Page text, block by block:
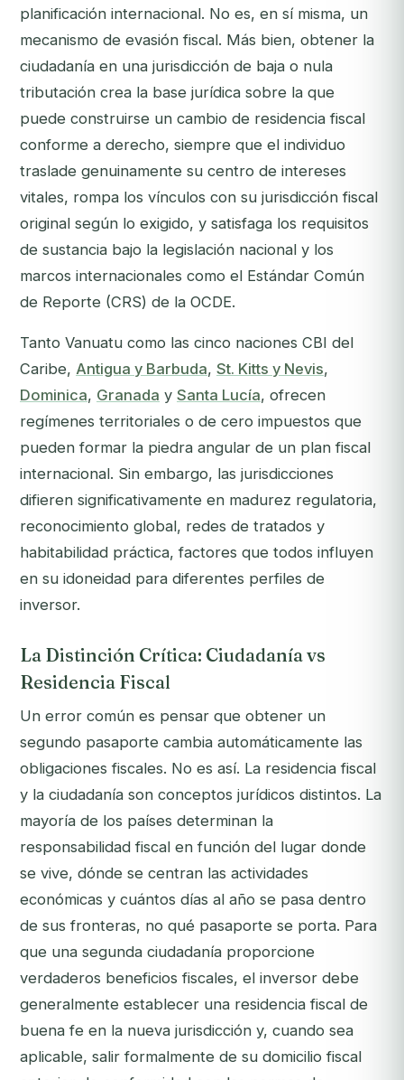
planificación internacional. No es, en sí misma, un
mecanismo de evasión fiscal. Más bien, obtener la
ciudadanía en una jurisdicción de baja o nula
tributación crea la base jurídica sobre la que
puede construirse un cambio de residencia fiscal
conforme a derecho, siempre que el individuo
traslade genuinamente su centro de intereses
vitales, rompa los vínculos con su jurisdicción fiscal
original según lo exigido, y satisfaga los requisitos
de sustancia bajo la legislación nacional y los
marcos internacionales como el Estándar Común
de Reporte (CRS) de la OCDE.
Tanto Vanuatu como las cinco naciones CBI del
Caribe, Antigua y Barbuda, St. Kitts y Nevis,
Dominica, Granada y Santa Lucía, ofrecen
regímenes territoriales o de cero impuestos que
pueden formar la piedra angular de un plan fiscal
internacional. Sin embargo, las jurisdicciones
difieren significativamente en madurez regulatoria,
reconocimiento global, redes de tratados y
habitabilidad práctica, factores que todos influyen
en su idoneidad para diferentes perfiles de
inversor.
La Distinción Crítica: Ciudadanía vs
Residencia Fiscal
Un error común es pensar que obtener un
segundo pasaporte cambia automáticamente las
obligaciones fiscales. No es así. La residencia fiscal
y la ciudadanía son conceptos jurídicos distintos. La
mayoría de los países determinan la
responsabilidad fiscal en función del lugar donde
se vive, dónde se centran las actividades
económicas y cuántos días al año se pasa dentro
de sus fronteras, no qué pasaporte se porta. Para
que una segunda ciudadanía proporcione
verdaderos beneficios fiscales, el inversor debe
generalmente establecer una residencia fiscal de
buena fe en la nueva jurisdicción y, cuando sea
aplicable, salir formalmente de su domicilio fiscal